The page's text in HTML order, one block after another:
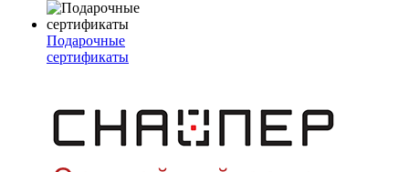
Подарочные
сертификаты